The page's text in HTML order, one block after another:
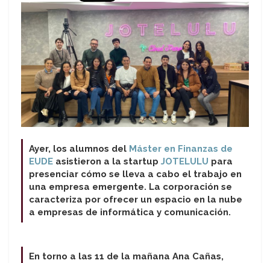
Ayer, los alumnos del Máster en Finanzas de
EUDE asistieron a la startup JOTELULU para
presenciar cómo se lleva a cabo el trabajo en
una empresa emergente. La corporación se
caracteriza por ofrecer un espacio en la nube
a empresas de informática y comunicación.
En torno a las 11 de la mañana Ana Cañas,